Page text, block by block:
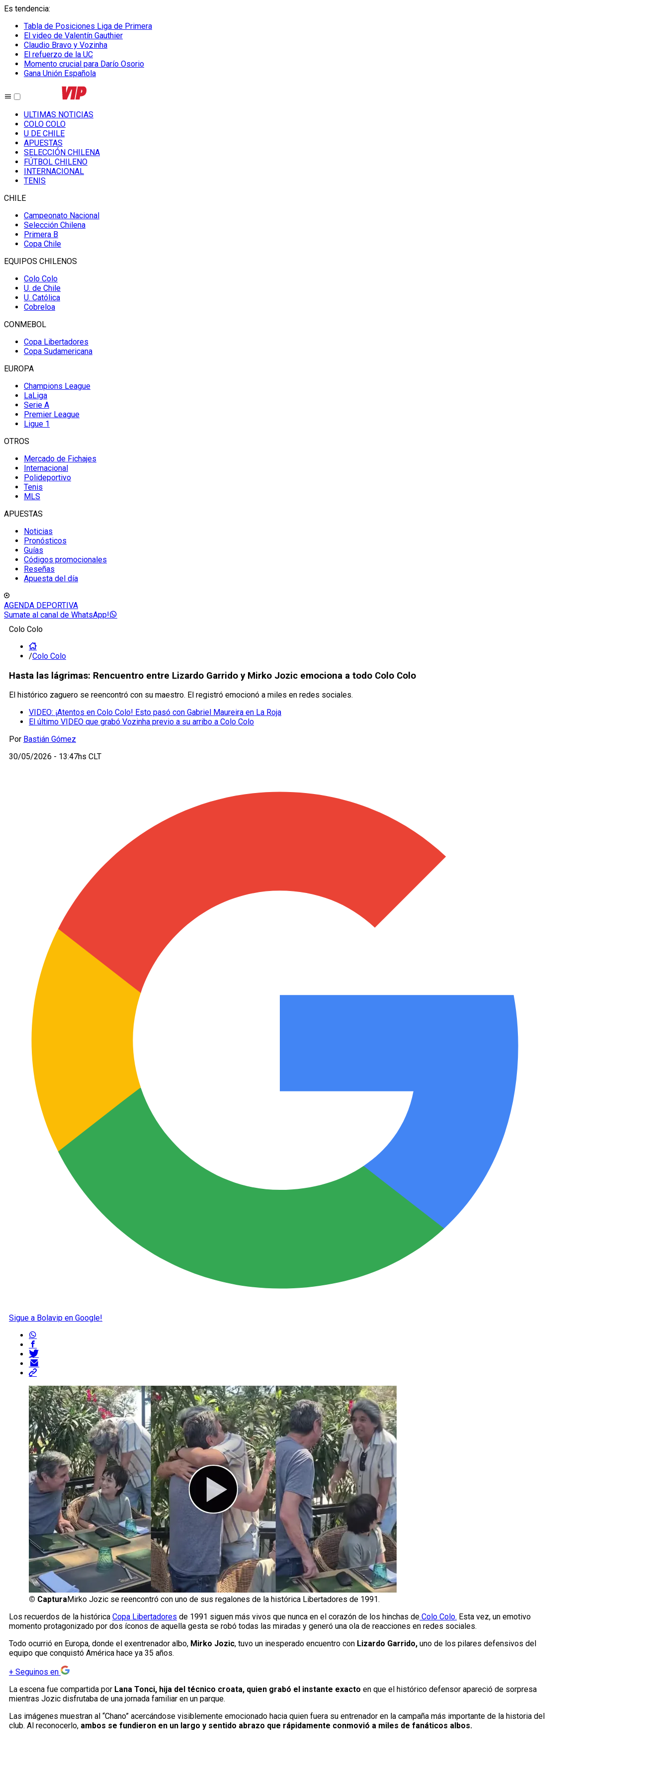
Es tendencia:
Tabla de Posiciones Liga de Primera
El video de Valentín Gauthier
Claudio Bravo y Vozinha
El refuerzo de la UC
Momento crucial para Darío Osorio
Gana Unión Española
ULTIMAS NOTICIAS
COLO COLO
U DE CHILE
APUESTAS
SELECCIÓN CHILENA
FÚTBOL CHILENO
INTERNACIONAL
TENIS
CHILE
Campeonato Nacional
Selección Chilena
Primera B
Copa Chile
EQUIPOS CHILENOS
Colo Colo
U. de Chile
U. Católica
Cobreloa
CONMEBOL
Copa Libertadores
Copa Sudamericana
EUROPA
Champions League
LaLiga
Serie A
Premier League
Ligue 1
OTROS
Mercado de Fichajes
Internacional
Polideportivo
Tenis
MLS
APUESTAS
Noticias
Pronósticos
Guías
Códigos promocionales
Reseñas
Apuesta del día
AGENDA DEPORTIVA
Sumate al canal de WhatsApp!
Colo Colo
/Colo Colo
Hasta las lágrimas: Rencuentro entre Lizardo Garrido y Mirko Jozic emociona a todo Colo Colo
El histórico zaguero se reencontró con su maestro. El registró emocionó a miles en redes sociales.
VIDEO: ¡Atentos en Colo Colo! Esto pasó con Gabriel Maureira en La Roja
El último VIDEO que grabó Vozinha previo a su arribo a Colo Colo
Por Bastián Gómez
30/05/2026 - 13:47hs CLT
Sigue a Bolavip en Google!
© CapturaMirko Jozic se reencontró con uno de sus regalones de la histórica Libertadores de 1991.
Los recuerdos de la histórica Copa Libertadores de 1991 siguen más vivos que nunca en el corazón de los hinchas de Colo Colo. Esta vez, un emotivo
momento protagonizado por dos íconos de aquella gesta se robó todas las miradas y generó una ola de reacciones en redes sociales.
Todo ocurrió en Europa, donde el exentrenador albo, Mirko Jozic, tuvo un inesperado encuentro con Lizardo Garrido, uno de los pilares defensivos del
equipo que conquistó América hace ya 35 años.
+ Seguinos en
La escena fue compartida por Lana Tonci, hija del técnico croata, quien grabó el instante exacto en que el histórico defensor apareció de sorpresa
mientras Jozic disfrutaba de una jornada familiar en un parque.
Las imágenes muestran al “Chano” acercándose visiblemente emocionado hacia quien fuera su entrenador en la campaña más importante de la historia del
club. Al reconocerlo, ambos se fundieron en un largo y sentido abrazo que rápidamente conmovió a miles de fanáticos albos.